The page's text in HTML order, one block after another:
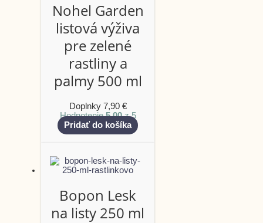
Nohel Garden
listová výživa
pre zelené
rastliny a
palmy 500 ml
Doplnky 7,90 €
Hodnotenie5.00z 5
Pridať do košíka
Bopon Lesk
na listy 250 ml